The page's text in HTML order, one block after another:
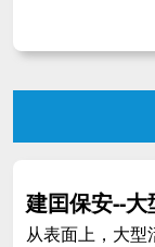
建囯保安--
从表面上，大型